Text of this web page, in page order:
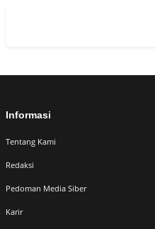
Informasi
Tentang Kami
Redaksi
Pedoman Media Siber
Karir